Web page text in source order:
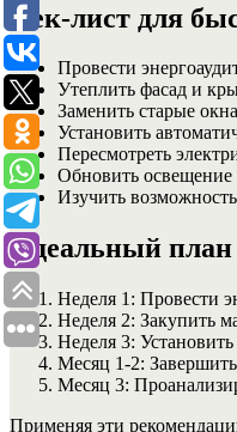
Чек-лист для
Провести
Утеплить фасад и
Заменить старые
Установить
Пересмотреть
Обновить
Изучить
Идеальный план
Неделя 1: Провести
Неделя 2: Закупить
Неделя 3:
Месяц 1-2:
Месяц 3:
Применяя эти